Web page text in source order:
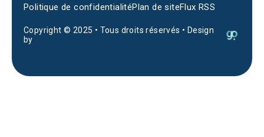
Copyright © 2025 • Tous droits réservés • Design
by
Politique de confidentialitéPlan de siteFlux RSS